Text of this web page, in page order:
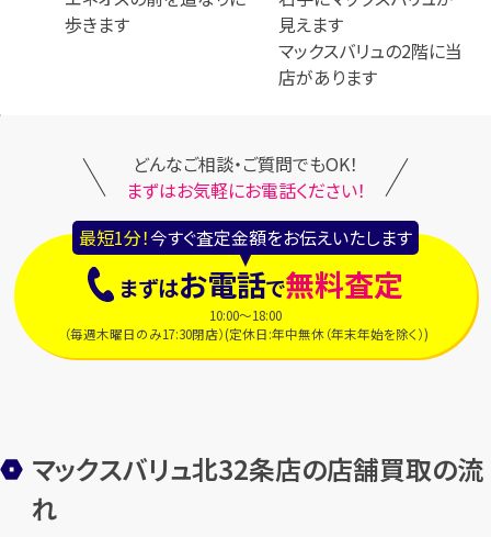
歩きます
見えます
マックスバリュの2階に当
店があります
どんなご相談・ご質問でもOK！
まずはお気軽にお電話ください！
最短1分！今すぐ査定金額をお伝えいたします
まずはお電話で無料査定
10:00～18:00
（毎週木曜日のみ17:30閉店）(定休日:年中無休（年末年始を除く）)
マックスバリュ北32条店の店舗買取の流
れ